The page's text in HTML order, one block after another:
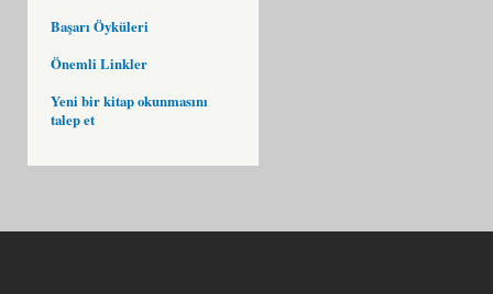
Başarı Öyküleri
Önemli Linkler
Yeni bir kitap okunmasını
talep et